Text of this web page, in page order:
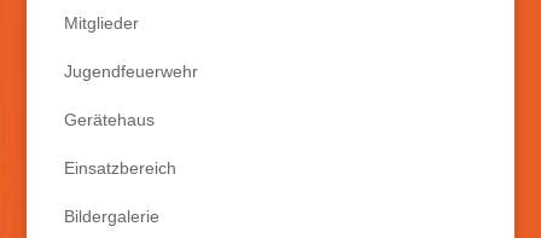
Mitglieder
Jugendfeuerwehr
Gerätehaus
Einsatzbereich
Bildergalerie